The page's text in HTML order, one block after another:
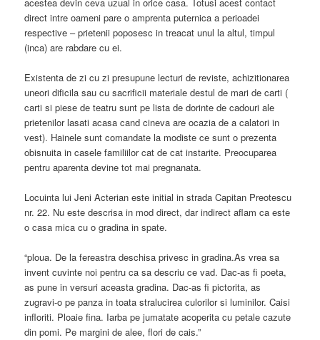
direct intre oameni pare o amprenta puternica a perioadei
respective – prietenii poposesc in treacat unul la altul, timpul
(inca) are rabdare cu ei.
Existenta de zi cu zi presupune lecturi de reviste, achizitionarea
uneori dificila sau cu sacrificii materiale destul de mari de carti (
carti si piese de teatru sunt pe lista de dorinte de cadouri ale
prietenilor lasati acasa cand cineva are ocazia de a calatori in
vest). Hainele sunt comandate la modiste ce sunt o prezenta
obisnuita in casele familiilor cat de cat instarite. Preocuparea
pentru aparenta devine tot mai pregnanata.
Locuinta lui Jeni Acterian este initial in strada Capitan Preotescu
nr. 22. Nu este descrisa in mod direct, dar indirect aflam ca este
o casa mica cu o gradina in spate.
“ploua. De la fereastra deschisa privesc in gradina.As vrea sa
invent cuvinte noi pentru ca sa descriu ce vad. Dac-as fi poeta,
as pune in versuri aceasta gradina. Dac-as fi pictorita, as
zugravi-o pe panza in toata stralucirea culorilor si luminilor. Caisi
infloriti. Ploaie fina. Iarba pe jumatate acoperita cu petale cazute
din pomi. Pe margini de alee, flori de cais.”